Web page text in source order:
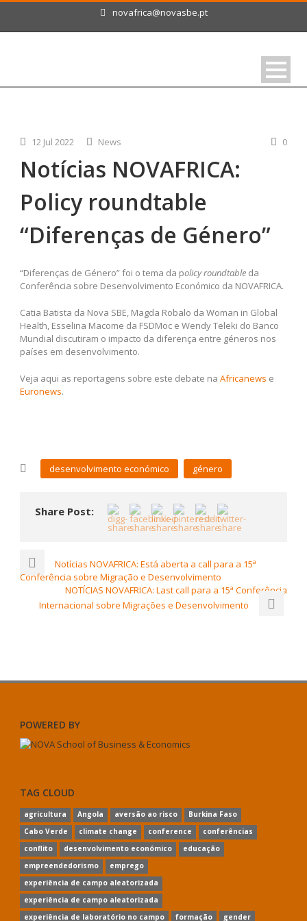
novafrica@novasbe.pt
12 Jul 2022 News 0
Notícias NOVAFRICA:
Policy roundtable
“Diferenças de Género”
“Diferenças de Género” foi o tema da policy roundtable da
Conferência sobre Desenvolvimento Económico da NOVAFRICA.
Catia Batista da Nova SBE, Magda Robalo da Woman in Global
Health, Esselina Macome da FSDMoc e Wendy Teleki do Banco
Mundial discutiram o impacto da diferença entre géneros nos
países em desenvolvimento.
Veja aqui as reportagens sobre este debate na Africanews e
Euronews.
desenvolvimento económico género
Share Post:
Notícias NOVAFRICA: Está aberta a call para a 15ª
Conferência sobre Migração e Desenvolvimento
NOTÍCIAS NOVAFRICA: Last call para a 15ª Conferência
Internacional sobre Migrações e Desenvolvimento
POWERED BY
TAG CLOUD
agricultura Angola aversão ao risco
Burkina Faso
Cabo Verde
climate change conference
conferências
conflito
desenvolvimento económico
educação
empreendedorismo
emprego
experiência de campo aleatorizada
experiência de campo aleatorizada
experiência de laboratório no campo
formação gender